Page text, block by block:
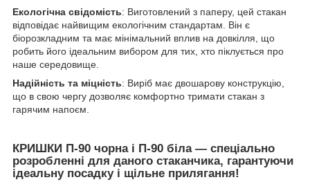
Екологічна свідомість: Виготовлений з паперу, цей стакан
відповідає найвищим екологічним стандартам. Він є
біорозкладним та має мінімальний вплив на довкілля, що
робить його ідеальним вибором для тих, хто піклується про
наше середовище.
Надійність та міцність: Виріб має двошарову конструкцію,
що в свою чергу дозволяє комфортно тримати стакан з
гарячим напоєм.
КРИШКИ П-90 чорнаі П-90 біла— спеціально
розробленні для даного стаканчика, гарантуючи
ідеальну посадку і щільне прилягання!